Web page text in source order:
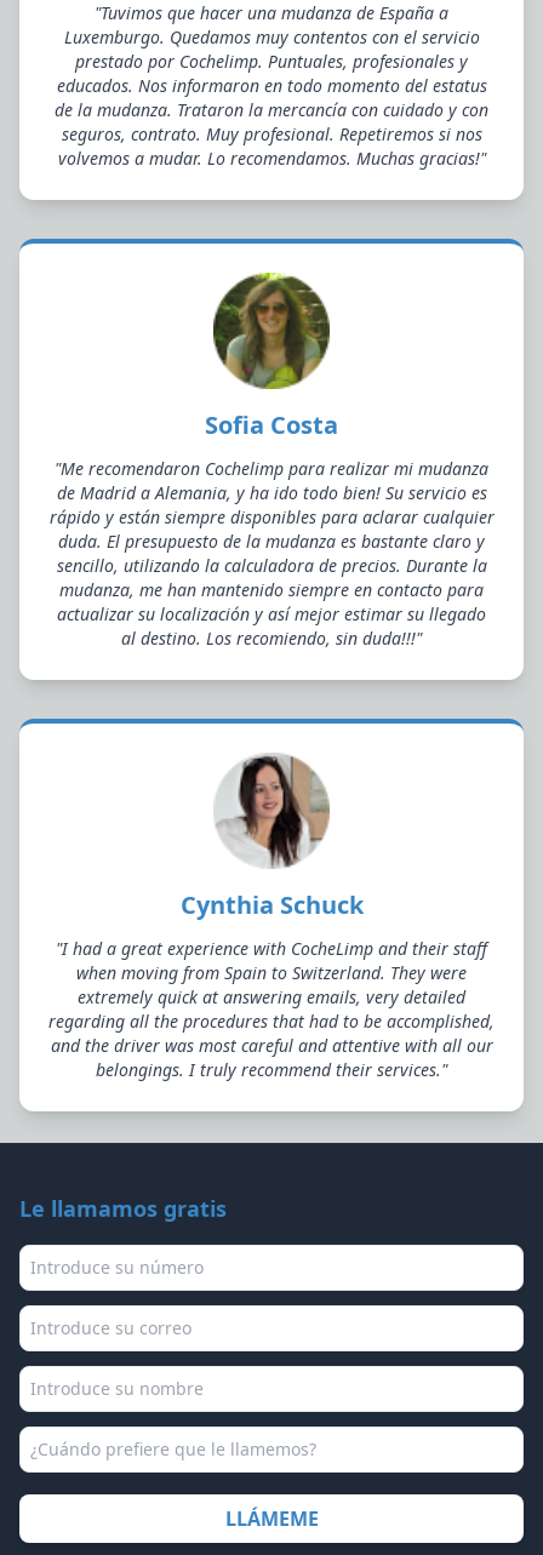
"Tuvimos que hacer una mudanza de España a
Luxemburgo. Quedamos muy contentos con el servicio
prestado por Cochelimp. Puntuales, profesionales y
educados. Nos informaron en todo momento del estatus
de la mudanza. Trataron la mercancía con cuidado y con
seguros, contrato. Muy profesional. Repetiremos si nos
volvemos a mudar. Lo recomendamos. Muchas gracias!"
Sofia Costa
"Me recomendaron Cochelimp para realizar mi mudanza
de Madrid a Alemania, y ha ido todo bien! Su servicio es
rápido y están siempre disponibles para aclarar cualquier
duda. El presupuesto de la mudanza es bastante claro y
sencillo, utilizando la calculadora de precios. Durante la
mudanza, me han mantenido siempre en contacto para
actualizar su localización y así mejor estimar su llegado
al destino. Los recomiendo, sin duda!!!"
Cynthia Schuck
"I had a great experience with CocheLimp and their staff
when moving from Spain to Switzerland. They were
extremely quick at answering emails, very detailed
regarding all the procedures that had to be accomplished,
and the driver was most careful and attentive with all our
belongings. I truly recommend their services."
Le llamamos gratis
Teléfono
Correo
Nombre
Asunto / Preferencia llamada